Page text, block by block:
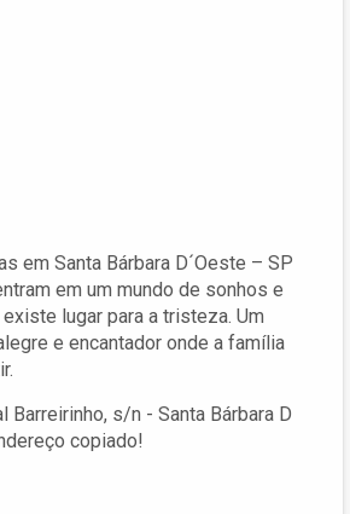
em Santa Bárbara D´Oeste – SP
em um mundo de sonhos e
lugar para a tristeza. Um
e encantador onde a família
Barreirinho, s/n - Santa Bárbara D
copiado!